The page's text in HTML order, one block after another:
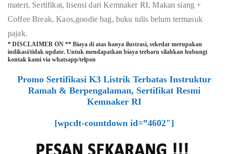
materi, Sertifikat, lisensi dari Kemnaker RI, Makan siang +
Coffee Break, Kaos,goodie bag, buku tulis belum termasuk
pajak.
* DISCLAIMER ON ** Biaya di atas hanya ilustrasi, sekedar merupakan
indikasi/tidak update. Untuk mendapatkan biaya terbaru silahkan hubungi
kontak kami via whatsapp/telpon
Promo Sertifikasi K3 Listrik Terbatas Instruktur
Ramah & Berpengalaman, Sertifikat Resmi
Kemnaker RI
[wpcdt-countdown id=”4602″]